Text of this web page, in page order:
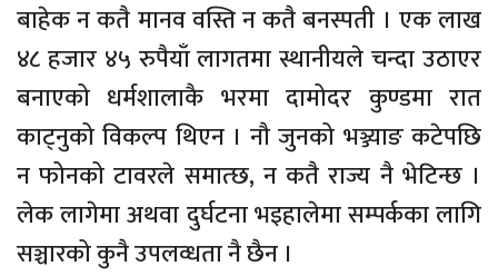
बाहेक न कतै मानव वस्ति न कतै बनस्पती । एक लाख
४८ हजार ४५ रुपैयाँ लागतमा स्थानीयले चन्दा उठाएर
बनाएको धर्मशालाकै भरमा दामोदर कुण्डमा रात
काट्नुको विकल्प थिएन । नौ जुनको भञ्ज्याङ कटेपछि
न फोनको टावरले समात्छ, न कतै राज्य नै भेटिन्छ ।
लेक लागेमा अथवा दुर्घटना भइहालेमा सम्पर्कका लागि
सञ्चारको कुनै उपलव्धता नै छैन ।